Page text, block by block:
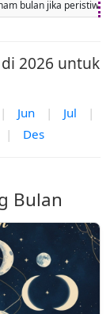
bulan jika
2026 untuk
| Jun | Jul
|
| Des
Bulan